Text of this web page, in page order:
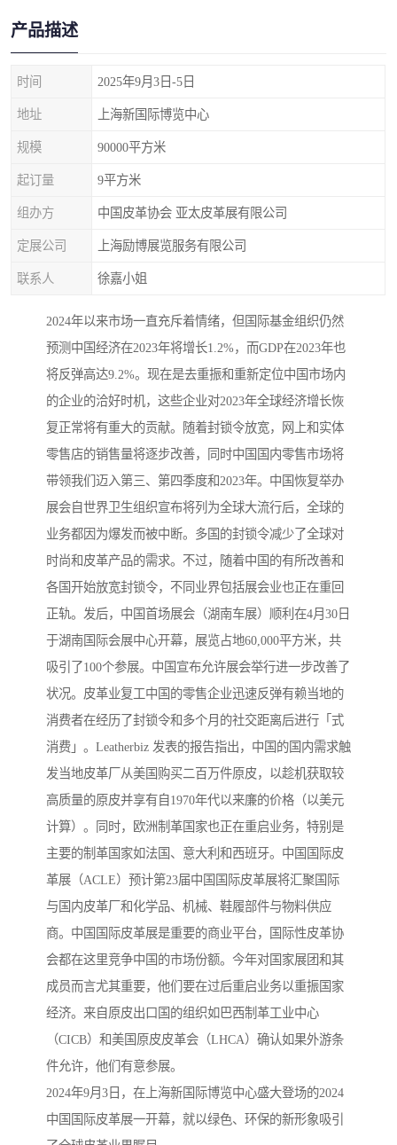
产品描述
时间 2025年9月3日-5日
地址 上海新国际博览中心
规模 90000平方米
起订量 9平方米
组办方 中国皮革协会 亚太皮革展有限公司
定展公司 上海励博展览服务有限公司
联系人 徐嘉小姐
2024年以来市场一直充斥着情绪，但国际基金组织仍然
预测中国经济在2023年将增长1.2%，而GDP在2023年也
将反弹高达9.2%。现在是去重振和重新定位中国市场内
的企业的洽好时机，这些企业对2023年全球经济增长恢
复正常将有重大的贡献。随着封锁令放宽，网上和实体
零售店的销售量将逐步改善，同时中国国内零售市场将
带领我们迈入第三、第四季度和2023年。中国恢复举办
展会自世界卫生组织宣布将列为全球大流行后，全球的
业务都因为爆发而被中断。多国的封锁令减少了全球对
时尚和皮革产品的需求。不过，随着中国的有所改善和
各国开始放宽封锁令，不同业界包括展会业也正在重回
正轨。发后，中国首场展会（湖南车展）顺利在4月30日
于湖南国际会展中心开幕，展览占地60,000平方米，共
吸引了100个参展。中国宣布允许展会举行进一步改善了
状况。皮革业复工中国的零售企业迅速反弹有赖当地的
消费者在经历了封锁令和多个月的社交距离后进行「式
消费」。Leatherbiz 发表的报告指出，中国的国内需求触
发当地皮革厂从美国购买二百万件原皮，以趁机获取较
高质量的原皮并享有自1970年代以来廉的价格（以美元
计算）。同时，欧洲制革国家也正在重启业务，特别是
主要的制革国家如法国、意大利和西班牙。中国国际皮
革展（ACLE）预计第23届中国国际皮革展将汇聚国际
与国内皮革厂和化学品、机械、鞋履部件与物料供应
商。中国国际皮革展是重要的商业平台，国际性皮革协
会都在这里竞争中国的市场份额。今年对国家展团和其
成员而言尤其重要，他们要在过后重启业务以重振国家
经济。来自原皮出口国的组织如巴西制革工业中心
（CICB）和美国原皮皮革会（LHCA）确认如果外游条
件允许，他们有意参展。
2024年9月3日，在上海新国际博览中心盛大登场的2024
中国国际皮革展一开幕，就以绿色、环保的新形象吸引